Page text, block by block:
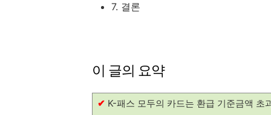
7. 결론
이 글의 요약
✔ K-패스 모두의 카드는 환급 기준금액 초